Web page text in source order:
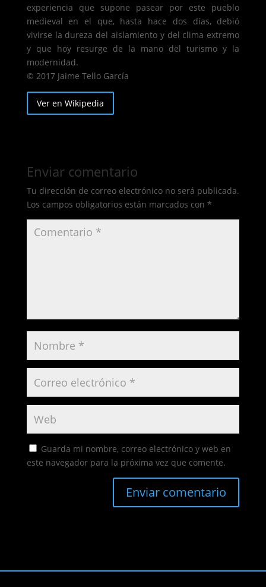
experiencia que supone pasear por este pueblo
medieval en el que, hasta hace dos días, debió
vivirse la dureza del aislamiento y del clima extremo
y que hoy resurge de la mano del turismo y la
modernidad.
© 2017 Jaime Tello García
Ver en Wikipedia
Enviar comentario
Tu dirección de correo electrónico no será publicada.
Los campos obligatorios están marcados con *
Guarda mi nombre, correo electrónico y web en
este navegador para la próxima vez que comente.